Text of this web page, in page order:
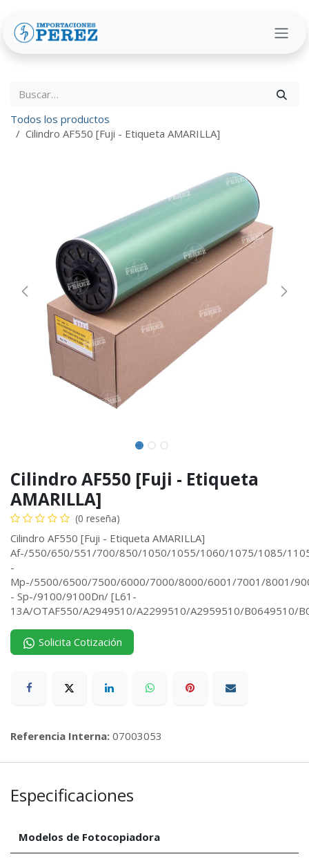
Todos los productos
Cilindro AF550 [Fuji - Etiqueta AMARILLA]
Cilindro AF550 [Fuji - Etiqueta
AMARILLA]
(0 reseña)
Cilindro AF550 [Fuji - Etiqueta AMARILLA]
Af-/550/650/551/700/850/1050/1055/1060/1075/1085/
-
Mp-/5500/6500/7500/6000/7000/8000/6001/7001/8001/
- Sp-/9100/9100Dn/ [L61-
13A/OTAF550/A2949510/A2299510/A2959510/B0649510/
Solicita Cotización
Referencia Interna: 07003053
Especificaciones
Modelos de Fotocopiadora